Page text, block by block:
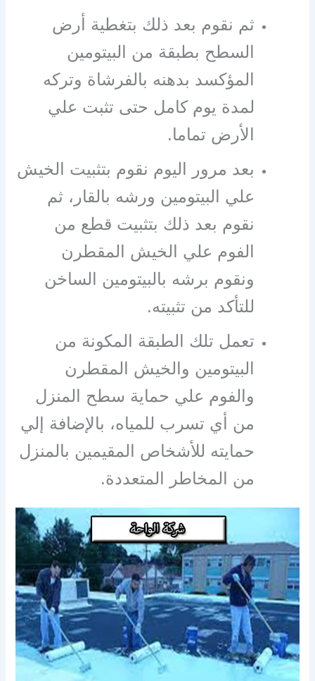
ثم نقوم بعد ذلك بتغطية أرض
السطح بطبقة من البيتومين
المؤكسد بدهنه بالفرشاة وتركه
لمدة يوم كامل حتى تثبت علي
الأرض تماما.
بعد مرور اليوم نقوم بتثبيت الخيش
علي البيتومين ورشه بالقار، ثم
نقوم بعد ذلك بتثبيت قطع من
الفوم علي الخيش المقطرن
ونقوم برشه بالبيتومين الساخن
للتأكد من تثبيته.
تعمل تلك الطبقة المكونة من
البيتومين والخيش المقطرن
والفوم علي حماية سطح المنزل
من أي تسرب للمياه، بالإضافة إلي
حمايته للأشخاص المقيمين بالمنزل
من المخاطر المتعددة.